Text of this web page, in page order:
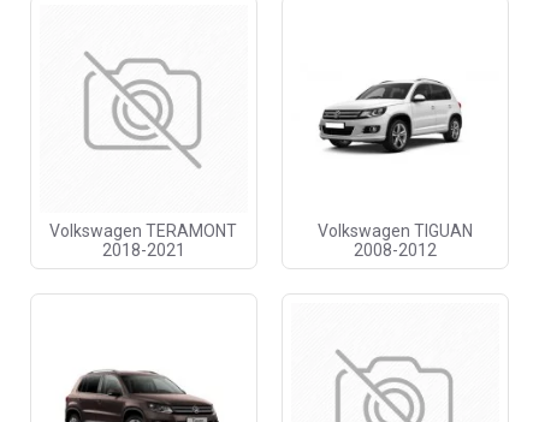
Volkswagen TERAMONT
2018-2021
Volkswagen TIGUAN
2008-2012